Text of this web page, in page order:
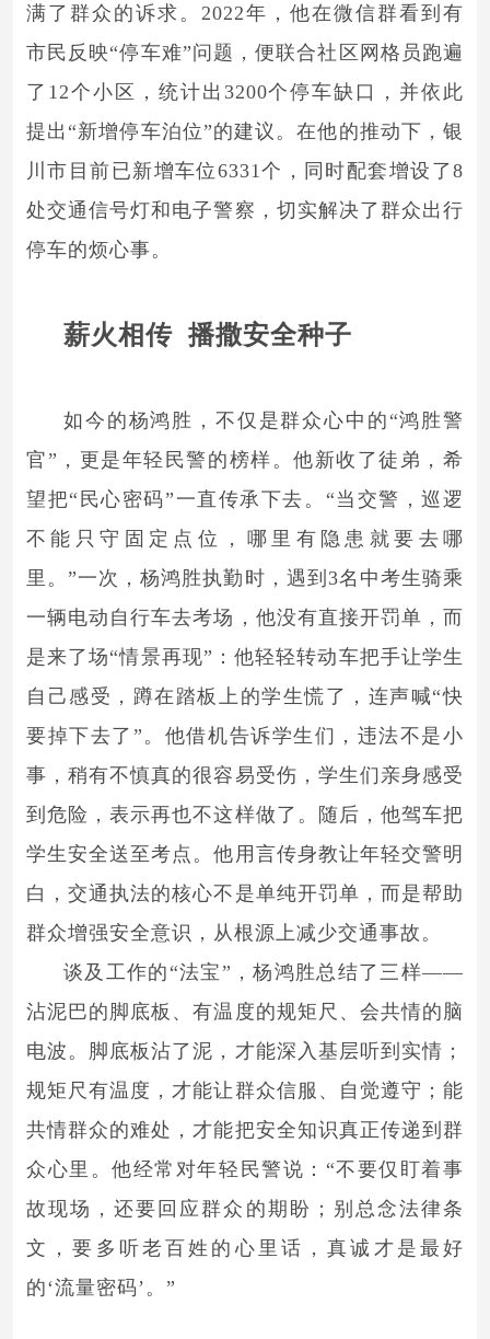
满了群众的诉求。2022年，他在微信群看到有
市民反映“停车难”问题，便联合社区网格员跑遍
了12个小区，统计出3200个停车缺口，并依此
提出“新增停车泊位”的建议。在他的推动下，银
川市目前已新增车位6331个，同时配套增设了8
处交通信号灯和电子警察，切实解决了群众出行
停车的烦心事。
薪火相传 播撒安全种子
如今的杨鸿胜，不仅是群众心中的“鸿胜警
官”，更是年轻民警的榜样。他新收了徒弟，希
望把“民心密码”一直传承下去。“当交警，巡逻
不能只守固定点位，哪里有隐患就要去哪
里。”一次，杨鸿胜执勤时，遇到3名中考生骑乘
一辆电动自行车去考场，他没有直接开罚单，而
是来了场“情景再现”：他轻轻转动车把手让学生
自己感受，蹲在踏板上的学生慌了，连声喊“快
要掉下去了”。他借机告诉学生们，违法不是小
事，稍有不慎真的很容易受伤，学生们亲身感受
到危险，表示再也不这样做了。随后，他驾车把
学生安全送至考点。他用言传身教让年轻交警明
白，交通执法的核心不是单纯开罚单，而是帮助
群众增强安全意识，从根源上减少交通事故。
谈及工作的“法宝”，杨鸿胜总结了三样——
沾泥巴的脚底板、有温度的规矩尺、会共情的脑
电波。脚底板沾了泥，才能深入基层听到实情；
规矩尺有温度，才能让群众信服、自觉遵守；能
共情群众的难处，才能把安全知识真正传递到群
众心里。他经常对年轻民警说：“不要仅盯着事
故现场，还要回应群众的期盼；别总念法律条
文，要多听老百姓的心里话，真诚才是最好
的‘流量密码’。”